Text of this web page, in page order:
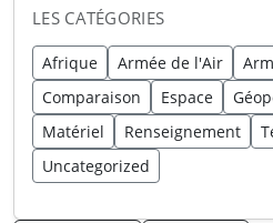
LES CATÉGORIES
Afrique Armée de l'Air
Comparaison
Espace
Matériel
Renseignement
Uncategorized